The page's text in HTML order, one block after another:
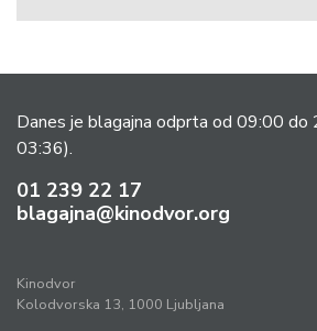
Danes je blagajna odprta od 09:00 do
03:36).
01 239 22 17
blagajna@kinodvor.org
Kinodvor
Kolodvorska 13, 1000 Ljubljana